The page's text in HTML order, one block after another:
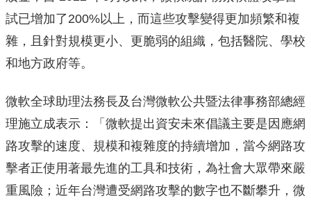
試已增加了200%以上，而這些攻擊變得更加頻繁和複
雜，且針對規模更小、更脆弱的組織，包括醫院、學校
和地方政府等。
微軟全球助理法務長及台灣微軟公共暨法律事務部總經
理施立成表示：「微軟提出資安未來倡議主要是因應網
路攻擊的速度、規模和複雜度的持續增加，當今網路攻
擊者正使用著最先進的工具和技術，為社會大眾帶來嚴
重風險；近年台灣遭受網路攻擊的數字也不斷攀升，微